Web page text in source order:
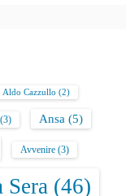
Aldo Cazzullo (2)
(3) Ansa (5)
Avvenire (3)
(46)